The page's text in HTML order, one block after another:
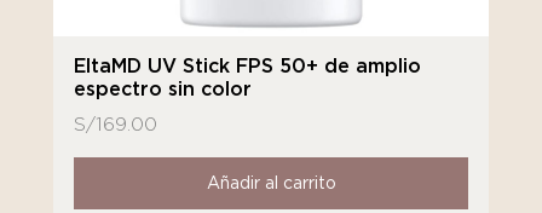
EltaMD UV Stick FPS 50+ de amplio
espectro sin color
S/169.00
Añadir al carrito